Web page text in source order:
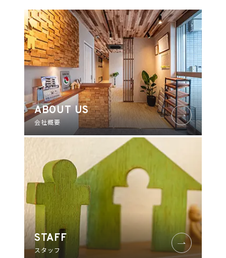
ブッケンログ
タフトラボ
トノジログ
ABOUT US
会社概要
STAFF
スタッフ